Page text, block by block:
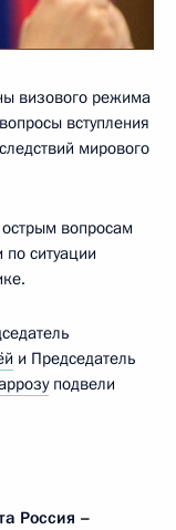
визового режима
вступления
мирового
вопросам
по ситуации
и Председатель
подвели
Россия –